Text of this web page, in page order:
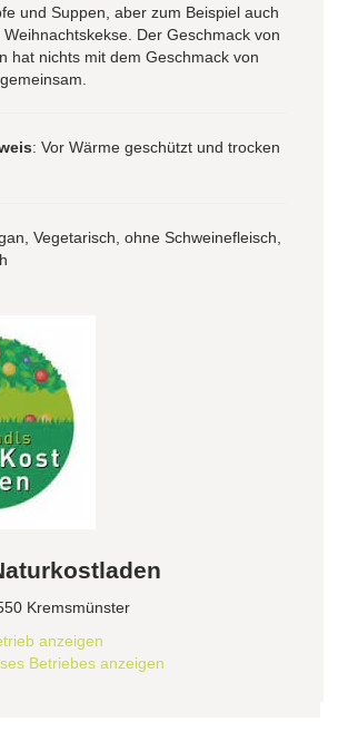
und Suppen, aber zum Beispiel auch
Der Geschmack von
hat nichts mit dem Geschmack von
: Vor Wärme geschützt und trocken
Vegetarisch, ohne Schweinefleisch,
Kremsmünster
anzeigen
Betriebes anzeigen